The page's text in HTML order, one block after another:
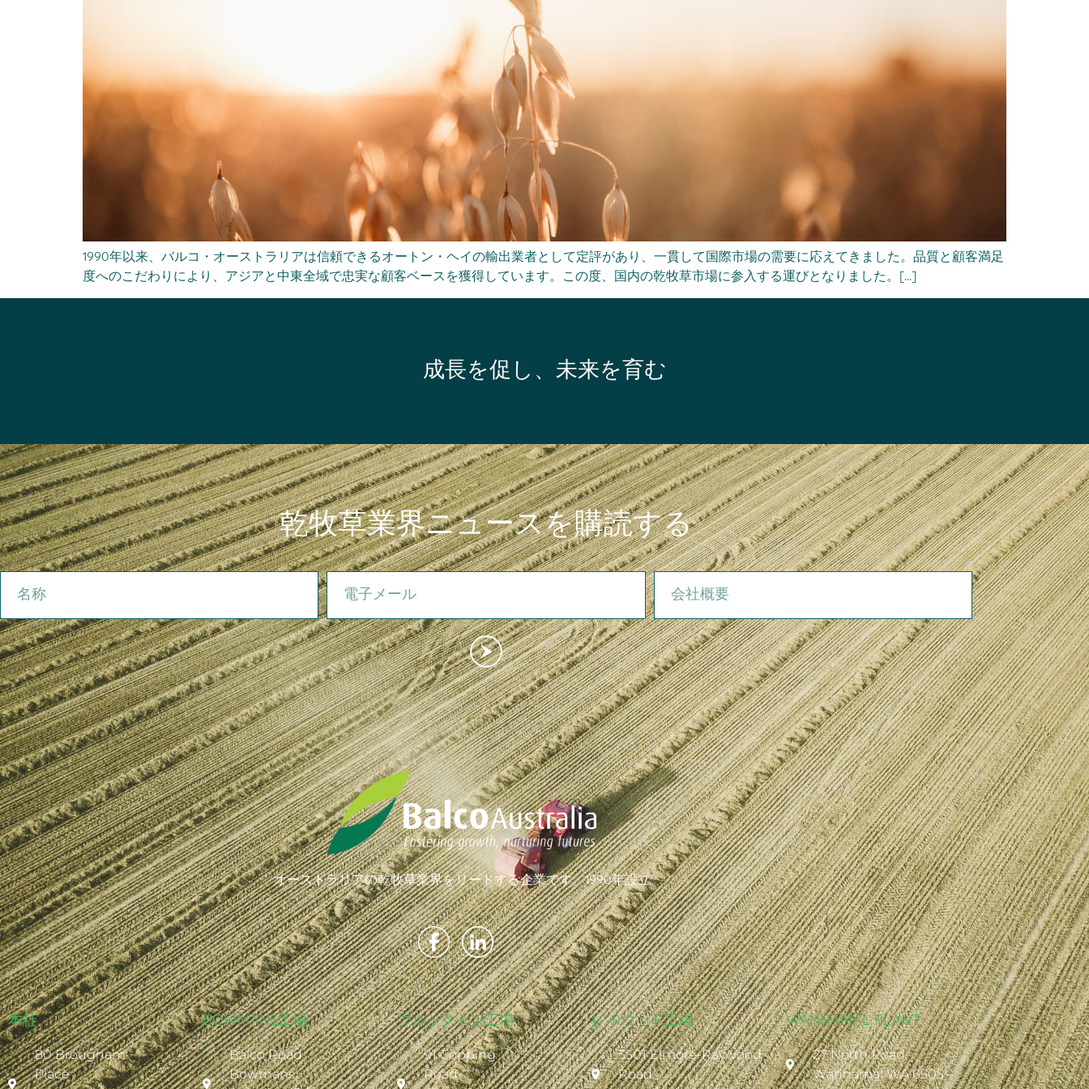
1990年以来、バルコ・オーストラリアは信頼できるオートン・ヘイの輸出業者として定評があり、一貫して国際市場の需要に応えてきました。品質と顧客満足
度へのこだわりにより、アジアと中東全域で忠実な顧客ベースを獲得しています。この度、国内の乾牧草市場に参入する運びとなりました。[...]
成長を促し、未来を育む
乾牧草業界ニュースを購読する
名称 電子メール 会社概要
オーストラリアの乾牧草業界をリードする企業です。1990年設立
本社
80 Brougham
Place
BOWMANS工場
Balco Road
Bowmans
ブルックトン工場
91 Copping
Road
レイウッド工場
3501 Elmore-Raywood
Road
WANNAMAL PLANT
27 North Road
Wannamal WA 6505